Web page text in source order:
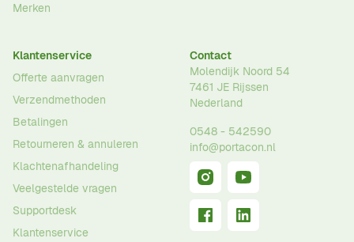
Merken
Klantenservice
Offerte aanvragen
Verzendmethoden
Betalingen
Retourneren & annuleren
Klachtenafhandeling
Veelgestelde vragen
Supportdesk
Klantenservice
Contact
Molendijk Noord 54
7461 JE Rijssen
Nederland
0548 - 542590
info@portacon.nl